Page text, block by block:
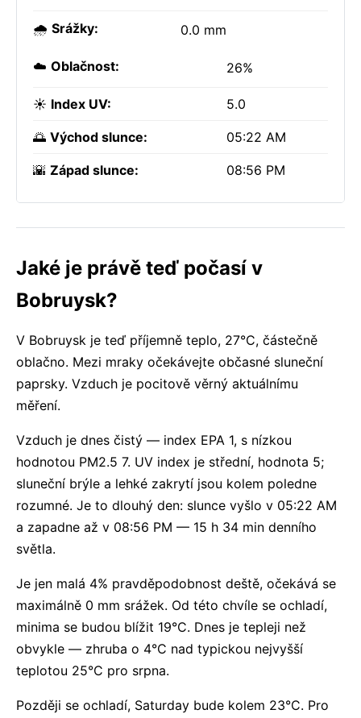
🌧️ Srážky: 0.0 mm
☁️ Oblačnost: 26%
☀️ Index UV: 5.0
🌅 Východ slunce: 05:22 AM
🌇 Západ slunce: 08:56 PM
Jaké je právě teď počasí v
Bobruysk?
V Bobruysk je teď příjemně teplo, 27°C, částečně
oblačno. Mezi mraky očekávejte občasné sluneční
paprsky. Vzduch je pocitově věrný aktuálnímu
měření.
Vzduch je dnes čistý — index EPA 1, s nízkou
hodnotou PM2.5 7. UV index je střední, hodnota 5;
sluneční brýle a lehké zakrytí jsou kolem poledne
rozumné. Je to dlouhý den: slunce vyšlo v 05:22 AM
a zapadne až v 08:56 PM — 15 h 34 min denního
světla.
Je jen malá 4% pravděpodobnost deště, očekává se
maximálně 0 mm srážek. Od této chvíle se ochladí,
minima se budou blížit 19°C. Dnes je tepleji než
obvykle — zhruba o 4°C nad typickou nejvyšší
teplotou 25°C pro srpna.
Později se ochladí, Saturday bude kolem 23°C. Pro